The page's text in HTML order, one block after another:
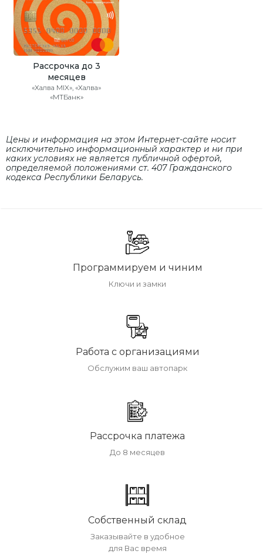
Рассрочка до 3
месяцев
«Халва MIX», «Халва»
«МТБанк»
Цены и информация на этом Интернет-сайте носит
исключительно информационный характер и ни при
каких условиях не является публичной офертой,
определяемой положениями cт. 407 Гражданского
кодекса Республики Беларусь.
Программируем и чиним
Ключи и замки
Работа с организациями
Обслужим ваш автопарк
Рассрочка платежа
До 8 месяцев
Собственный склад
Заказывайте в удобное
для Вас время